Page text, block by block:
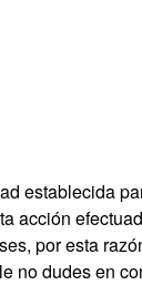
establecida
acción
por esta
no dudes en